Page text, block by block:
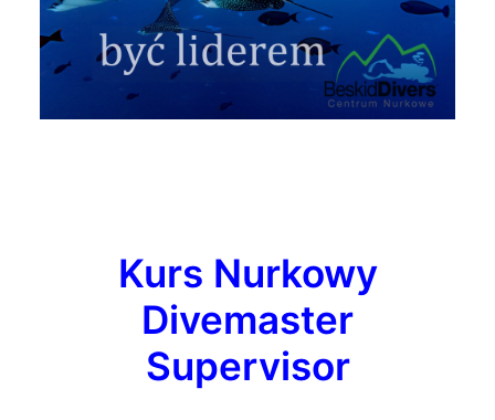
Kurs Nurkowy
Divemaster
Supervisor